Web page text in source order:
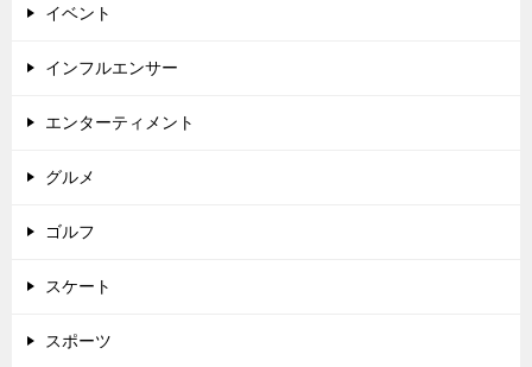
イベント
インフルエンサー
エンターティメント
グルメ
ゴルフ
スケート
スポーツ